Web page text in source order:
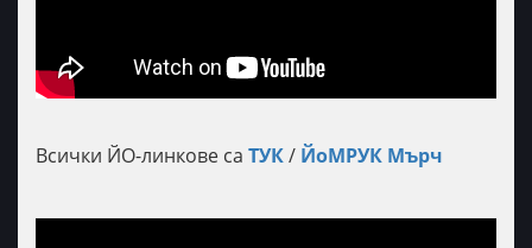
Всички ЙО-линкове са ТУК/ ЙоМРУК Мърч